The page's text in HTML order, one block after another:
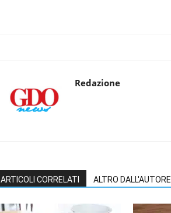
Redazione
ARTICOLI CORRELATI ALTRO DALL'AUTORE